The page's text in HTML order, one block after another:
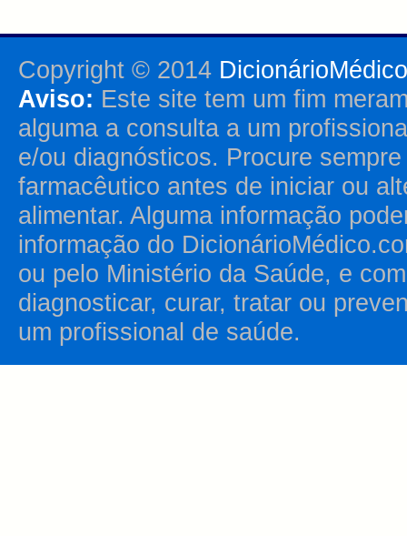
Copyright © 2014
Aviso: Este site tem um fim
alguma a consulta a um
e/ou diagnósticos. Procure
farmacêutico antes de iniciar ou
alimentar. Alguma informação
informação do
ou pelo Ministério da Saúde, e
diagnosticar, curar, tratar ou
um profissional de saúde.